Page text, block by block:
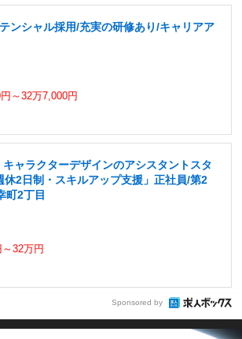
ンシャル採用/充実の研修あり/キャリアア
～32万7,000円
ャラクターデザインのアシスタントスタ
休2日制・スキルアップ支援」正社員/第2
町2丁目
～32万円
Sponsored by